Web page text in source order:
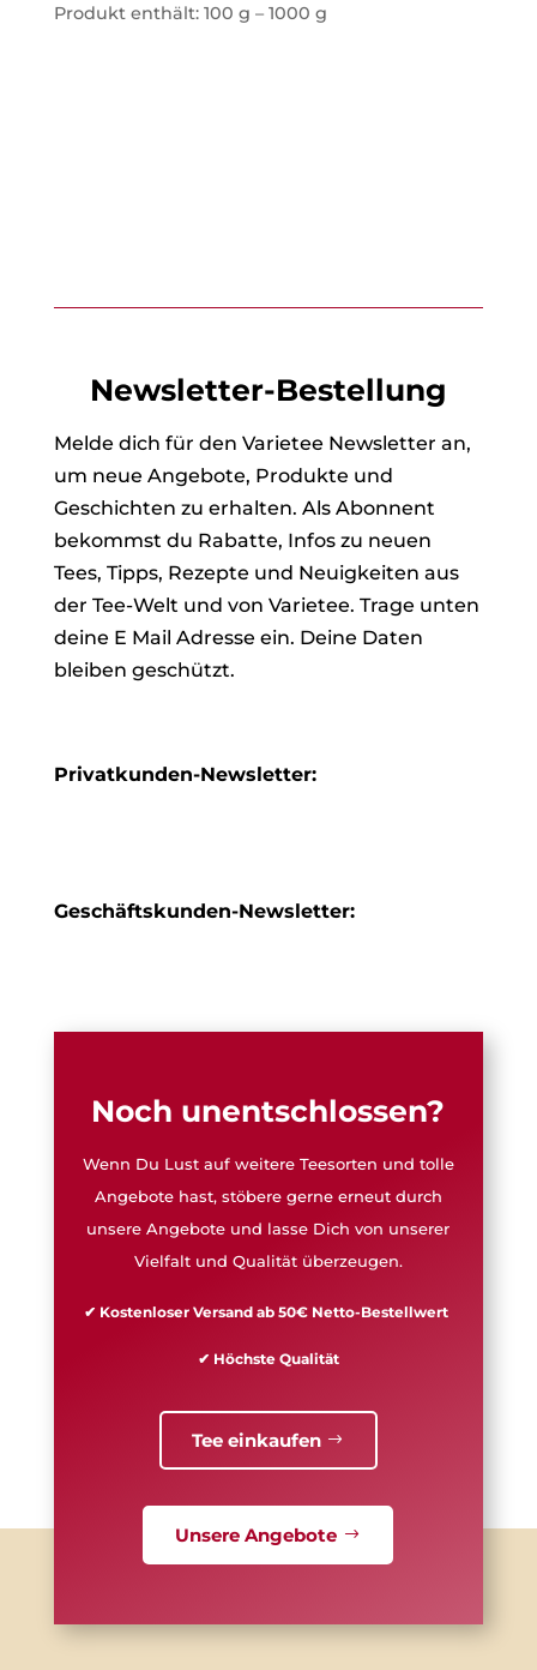
Produkt enthält: 100g – 1000g
Newsletter-Bestellung
Melde dich für den Varietee Newsletter an,
um neue Angebote, Produkte und
Geschichten zu erhalten. Als Abonnent
bekommst du Rabatte, Infos zu neuen
Tees, Tipps, Rezepte und Neuigkeiten aus
der Tee-Welt und von Varietee. Trage unten
deine E Mail Adresse ein. Deine Daten
bleiben geschützt.
Privatkunden-Newsletter:
Geschäftskunden-Newsletter:
Noch unentschlossen?
Wenn Du Lust auf weitere Teesorten und tolle
Angebote hast, stöbere gerne erneut durch
unsere Angebote und lasse Dich von unserer
Vielfalt und Qualität überzeugen.
✔ Kostenloser Versand ab 50€ Netto-Bestellwert
✔ Höchste Qualität
Tee einkaufen
Unsere Angebote